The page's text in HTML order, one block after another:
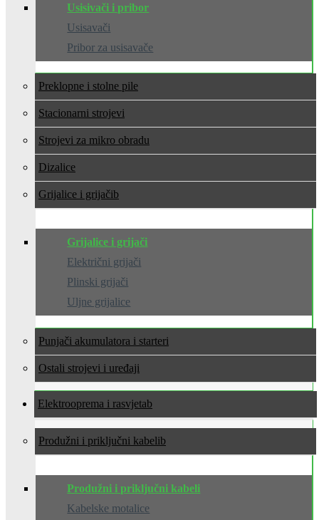
Usisivači i pribor
Usisavači
Pribor za usisavače
Preklopne i stolne pile
Stacionarni strojevi
Strojevi za mikro obradu
Dizalice
Grijalice i grijači
Grijalice i grijači
Električni grijači
Plinski grijači
Uljne grijalice
Punjači akumulatora i starteri
Ostali strojevi i uređaji
Elektrooprema i rasvjeta
Produžni i priključni kabeli
Produžni i priključni kabeli
Kabelske motalice